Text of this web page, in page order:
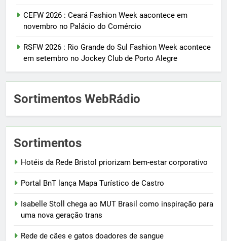
CEFW 2026 : Ceará Fashion Week aacontece em
novembro no Palácio do Comércio
RSFW 2026 : Rio Grande do Sul Fashion Week acontece
em setembro no Jockey Club de Porto Alegre
Sortimentos WebRádio
Sortimentos
Hotéis da Rede Bristol priorizam bem-estar corporativo
Portal BnT lança Mapa Turístico de Castro
Isabelle Stoll chega ao MUT Brasil como inspiração para
uma nova geração trans
Rede de cães e gatos doadores de sangue